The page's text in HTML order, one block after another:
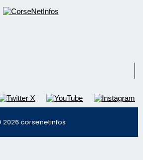
© 2026 corsenetinfos